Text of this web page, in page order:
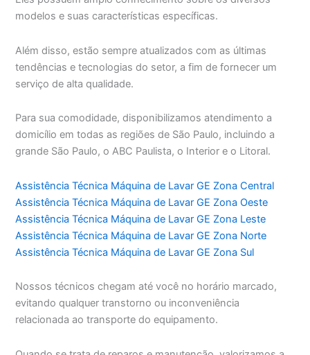
modelos e suas características específicas.
Além disso, estão sempre atualizados com as últimas
tendências e tecnologias do setor, a fim de fornecer um
serviço de alta qualidade.
Para sua comodidade, disponibilizamos atendimento a
domicílio em todas as regiões de São Paulo, incluindo a
grande São Paulo, o ABC Paulista, o Interior e o Litoral.
Assistência Técnica Máquina de Lavar GE Zona Central
Assistência Técnica Máquina de Lavar GE Zona Oeste
Assistência Técnica Máquina de Lavar GE Zona Leste
Assistência Técnica Máquina de Lavar GE Zona Norte
Assistência Técnica Máquina de Lavar GE Zona Sul
Nossos técnicos chegam até você no horário marcado,
evitando qualquer transtorno ou inconveniência
relacionada ao transporte do equipamento.